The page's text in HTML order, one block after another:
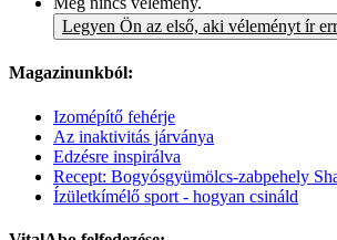
Legyen Ön az első, aki véleményt ír
Magazinunkból:
Izomépítő fehérje
Az inaktivitás járványa
Edzésre inspirálva
Recept: Bogyósgyümölcs-zabpehely
Ízületkímélő sport - hogyan csináld